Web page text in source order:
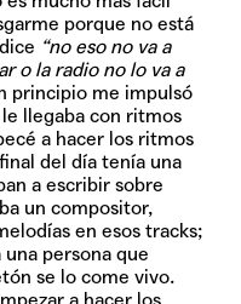
porque no está
“no eso no va a
o la radio no lo va a
principio me impulsó
llegaba con ritmos
a hacer los ritmos
del día tenía una
a escribir sobre
un compositor,
en esos tracks;
persona que
se lo come vivo.